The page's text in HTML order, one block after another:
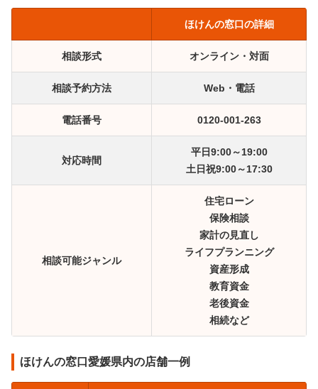
ほけんの窓口の詳細
相談形式 オンライン・対面
相談予約方法 Web・電話
電話番号 0120-001-263
対応時間
平日9:00～19:00
土日祝9:00～17:30
相談可能ジャンル
住宅ローン
保険相談
家計の見直し
ライフプランニング
資産形成
教育資金
老後資金
相続など
ほけんの窓口愛媛県内の店舗一例